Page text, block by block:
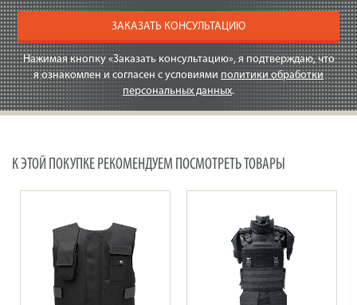
ЗАКАЗАТЬ КОНСУЛЬТАЦИЮ
Нажимая кнопку «Заказать консультацию», я подтверждаю, что
я ознакомлен и согласен с условиями политики обработки
персональных данных.
К ЭТОЙ ПОКУПКЕ РЕКОМЕНДУЕМ ПОСМОТРЕТЬ ТОВАРЫ